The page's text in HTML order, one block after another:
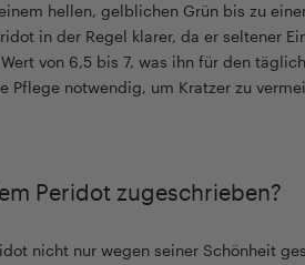
hellen, gelblichen Grün bis zu
in der Regel klarer, da er seltener
von 6,5 bis 7, was ihn für den
Pflege notwendig, um Kratzer zu
Peridot zugeschrieben?
nicht nur wegen seiner Schönheit